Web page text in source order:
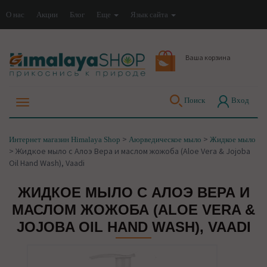
О нас Акции Блог Еще Язык сайта
Ваша корзина
Поиск Вход
Интернет магазин Himalaya Shop > Аюрведическое мыло > Жидкое мыло
> Жидкое мыло с Алоэ Вера и маслом жожоба (Aloe Vera & Jojoba
Oil Hand Wash), Vaadi
ЖИДКОЕ МЫЛО С АЛОЭ ВЕРА И
МАСЛОМ ЖОЖОБА (ALOE VERA &
JOJOBA OIL HAND WASH), VAADI